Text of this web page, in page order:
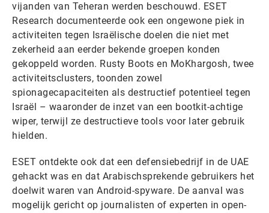
vijanden van Teheran werden beschouwd. ESET
Research documenteerde ook een ongewone piek in
activiteiten tegen Israëlische doelen die niet met
zekerheid aan eerder bekende groepen konden
gekoppeld worden. Rusty Boots en MoKhargosh, twee
activiteitsclusters, toonden zowel
spionagecapaciteiten als destructief potentieel tegen
Israël – waaronder de inzet van een bootkit-achtige
wiper, terwijl ze destructieve tools voor later gebruik
hielden.
ESET ontdekte ook dat een defensiebedrijf in de UAE
gehackt was en dat Arabischsprekende gebruikers het
doelwit waren van Android-spyware. De aanval was
mogelijk gericht op journalisten of experten in open-